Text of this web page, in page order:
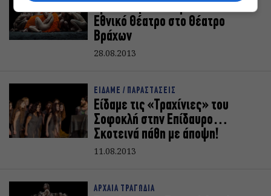
Τραχίνιες του Σοφοκλή από το
Εθνικό Θέατρο στο Θέατρο
Βράχων
28.08.2013
ΕΙΔΑΜΕ / ΠΑΡΑΣΤΑΣΕΙΣ
Είδαμε τις «Τραχίνιες» του
Σοφοκλή στην Επίδαυρο…
Σκοτεινά πάθη με άποψη!
11.08.2013
ΑΡΧΑΙΑ ΤΡΑΓΩΔΙΑ